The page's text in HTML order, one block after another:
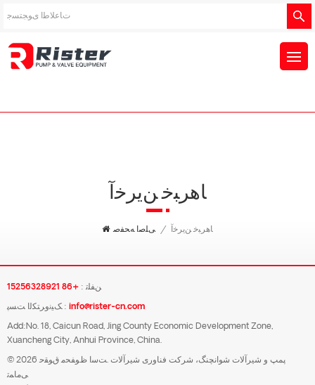
ﺎﻫﺮﺒﺧ ﻦﯾﺮﺧﺁ
ﯽﻠﺻﺍ ﻪﺤﻔﺻ / ﺎﻫﺮﺒﺧ ﻦﯾﺮﺧﺁ
ﻦﻔﻠﺗ : +86 15256328921
ﮏﯿﻧﻭﺮﺘﮑﻟﺍ ﺖﺴﭘ : info@rister-cn.com
Add:No. 18, Caicun Road, Jing County Economic Development Zone,
Xuancheng City, Anhui Province, China.
© 2026 پمپ و شیرآلات شوانچنگ، شرکت فناوری شیرآلات .ﺖﺳﺍ ﻅﻮﻔﺤﻣ ﻕﻮﻘﺣ
ﯽﻣﺎﻤﺗ